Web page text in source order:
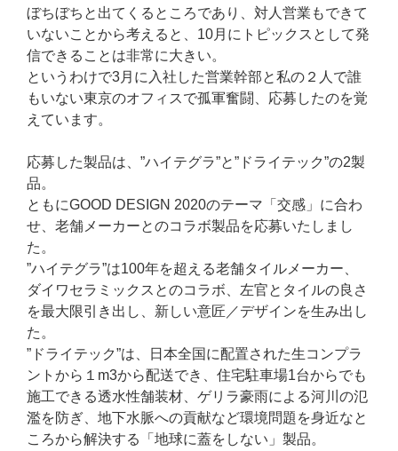
ぼちぼちと出てくるところであり、対人営業もできて
いないことから考えると、10月にトピックスとして発
信できることは非常に大きい。
というわけで3月に入社した営業幹部と私の２人で誰
もいない東京のオフィスで孤軍奮闘、応募したのを覚
えています。
応募した製品は、”ハイテグラ”と”ドライテック”の2製
品。
ともにGOOD DESIGN 2020のテーマ「交感」に合わ
せ、老舗メーカーとのコラボ製品を応募いたしまし
た。
”ハイテグラ”は100年を超える老舗タイルメーカー、
ダイワセラミックスとのコラボ、左官とタイルの良さ
を最大限引き出し、新しい意匠／デザインを生み出し
た。
”ドライテック”は、日本全国に配置された生コンプラ
ントから１m3から配送でき、住宅駐車場1台からでも
施工できる透水性舗装材、ゲリラ豪雨による河川の氾
濫を防ぎ、地下水脈への貢献など環境問題を身近なと
ころから解決する「地球に蓋をしない」製品。